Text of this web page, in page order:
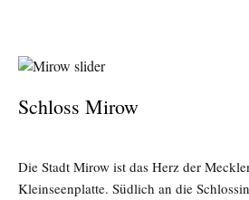
Schloss Mirow
Die Stadt Mirow ist das Herz der
Kleinseenplatte. Südlich an die